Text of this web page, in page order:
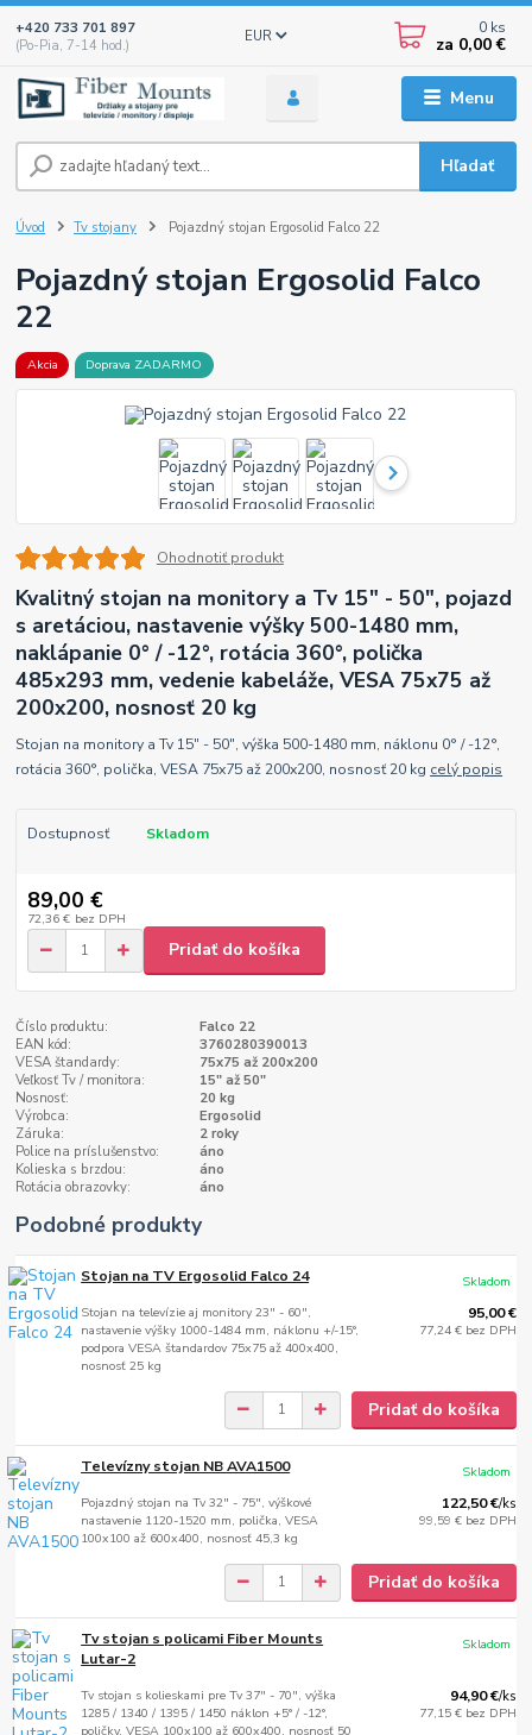
Menu
EUR
Hľadať
+420 733 701 897
(Po-Pia, 7-14 hod.)
0 ks
za 0,00 €
Úvod Tv stojany Pojazdný stojan Ergosolid Falco 22
Pojazdný stojan Ergosolid Falco
22
Akcia Doprava ZADARMO
Ohodnotiť produkt
Kvalitný stojan na monitory a Tv 15" - 50", pojazd
s aretáciou, nastavenie výšky 500-1480 mm,
naklápanie 0° / -12°, rotácia 360°, polička
485x293 mm, vedenie kabeláže, VESA 75x75 až
200x200, nosnosť 20 kg
Stojan na monitory a Tv 15" - 50", výška 500-1480 mm, náklonu 0° / -12°,
rotácia 360°, polička, VESA 75x75 až 200x200, nosnosť 20 kg celý popis
Dostupnosť Skladom
89,00 €
72,36 € bez DPH
Pridať do košíka
Číslo produktu:
Falco 22
EAN kód:
3760280390013
VESA štandardy:
75x75 až 200x200
Veľkosť Tv / monitora:
15" až 50"
Nosnosť:
20 kg
Výrobca:
Ergosolid
Záruka:
2 roky
Police na príslušenstvo:
áno
Kolieska s brzdou:
áno
Rotácia obrazovky:
áno
Podobné produkty
Stojan na TV Ergosolid Falco 24
Stojan na televízie aj monitory 23" - 60",
nastavenie výšky 1000-1484 mm, náklonu +/-15°,
podpora VESA štandardov 75x75 až 400x400,
nosnosť 25 kg
95,00 €
77,24 € bez DPH
Skladom
Pridať do košíka
Televízny stojan NB AVA1500
Pojazdný stojan na Tv 32" - 75", výškové
nastavenie 1120-1520 mm, polička, VESA
100x100 až 600x400, nosnosť 45,3 kg
122,50 €/ks
99,59 € bez DPH
Skladom
Pridať do košíka
Tv stojan s policami Fiber Mounts
Lutar-2
Tv stojan s kolieskami pre Tv 37" - 70", výška
1285 / 1340 / 1395 / 1450 náklon +5° / -12°,
poličky, VESA 100x100 až 600x400, nosnosť 50
94,90 €/ks
77,15 € bez DPH
Skladom